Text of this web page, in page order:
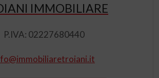
IMMOBILIARE
P.IVA: 02227680440